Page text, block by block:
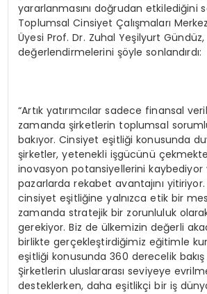
yararlanmasını doğrudan etkilediğini
Toplumsal Cinsiyet Çalışmaları
Üyesi Prof. Dr. Zuhal Yeşilyurt Gündüz,
değerlendirmelerini şöyle sonlandırdı:
“Artık yatırımcılar sadece finansal
zamanda şirketlerin toplumsal
bakıyor. Cinsiyet eşitliği konusunda
şirketler, yetenekli işgücünü
inovasyon potansiyellerini kaybediyor
pazarlarda rekabet avantajını
cinsiyet eşitliğine yalnızca etik bir
zamanda stratejik bir zorunluluk
gerekiyor. Biz de ülkemizin değerli
birlikte gerçekleştirdiğimiz eğitimle
eşitliği konusunda 360 derecelik bakış
Şirketlerin uluslararası seviyeye
desteklerken, daha eşitlikçi bir iş